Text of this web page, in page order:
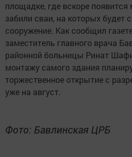
площадке, где вскоре
забили сваи, на которых будет
сооружение. Как сообщил
заместитель главного врача
районной больницы Ринат
монтажу самого здания
торжественное открытие с
уже на август.
Фото: Бавлинская ЦРБ